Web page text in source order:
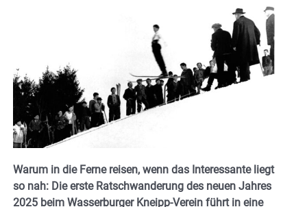
Warum in die Ferne reisen, wenn das Interessante liegt
so nah: Die erste Ratschwanderung des neuen Jahres
2025 beim Wasserburger Kneipp-Verein führt in eine